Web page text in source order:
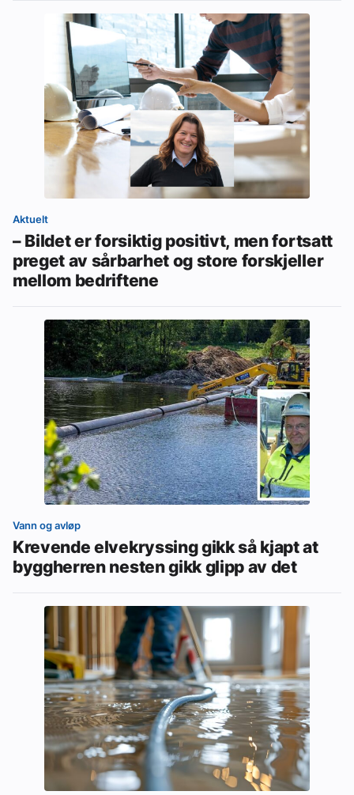
Aktuelt
– Bildet er forsiktig positivt, men fortsatt
preget av sårbarhet og store forskjeller
mellom bedriftene
Vann og avløp
Krevende elvekryssing gikk så kjapt at
byggherren nesten gikk glipp av det